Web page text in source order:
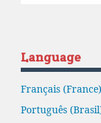
Language
Français (France)
Português